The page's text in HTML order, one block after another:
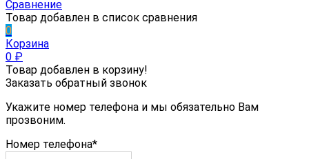
Сравнение
Товар добавлен в список сравнения
0
Корзина
0 ₽
Товар добавлен в корзину!
Заказать обратный звонок
Укажите номер телефона и мы обязательно Вам
прозвоним.
Номер телефона*